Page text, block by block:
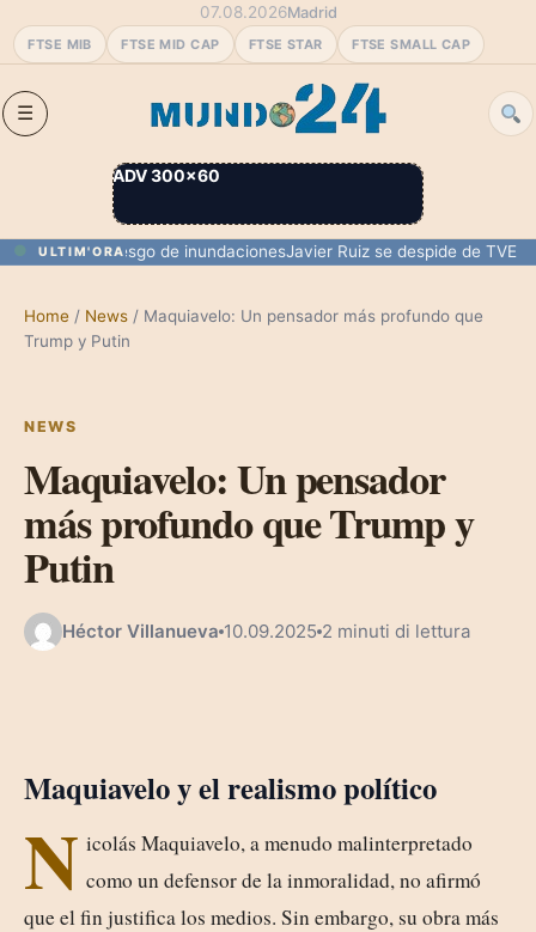
FTSE MIB FTSE MID CAP FTSE STAR FTSE SMALL CAP
07.08.2026Madrid
ADV 300×60
ULTIM'ORA
y riesgo de inundacionesJavier Ruiz se despide de TVE para
Home / News / Maquiavelo: Un pensador más profundo que
Trump y Putin
NEWS
Maquiavelo: Un pensador
más profundo que Trump y
Putin
Héctor Villanueva 10.09.2025 2 minuti di lettura
Maquiavelo y el realismo político
N icolás Maquiavelo, a menudo malinterpretado
como un defensor de la inmoralidad, no afirmó
que el fin justifica los medios. Sin embargo, su obra más